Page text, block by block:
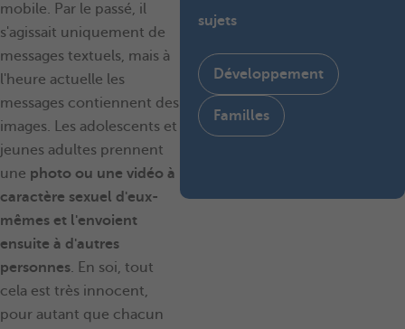
mobile. Par le passé, il
s'agissait uniquement de
messages textuels, mais à
l'heure actuelle les
messages contiennent des
images. Les adolescents et
jeunes adultes prennent
une photo ou une vidéo à
caractère sexuel d'eux-
mêmes et l'envoient
ensuite à d'autres
personnes. En soi, tout
cela est très innocent,
pour autant que chacun
sujets
Développement
Familles